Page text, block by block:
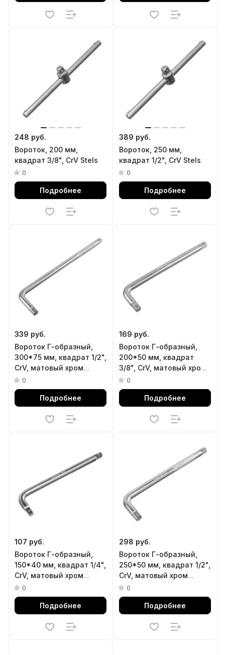
248 руб.
Вороток, 200 мм,
квадрат 3/8", CrV Stels
0
Подробнее
389 руб.
Вороток, 250 мм,
квадрат 1/2", CrV Stels
0
Подробнее
339 руб.
Вороток Г-образный,
300*75 мм, квадрат 1/2",
CrV, матовый хром
Denzel
0
Подробнее
169 руб.
Вороток Г-образный,
200*50 мм, квадрат
3/8", CrV, матовый хром
Denzel
0
Подробнее
107 руб.
Вороток Г-образный,
150*40 мм, квадрат 1/4",
CrV, матовый хром
Denzel
0
Подробнее
298 руб.
Вороток Г-образный,
250*50 мм, квадрат 1/2",
CrV, матовый хром
Denzel
0
Подробнее